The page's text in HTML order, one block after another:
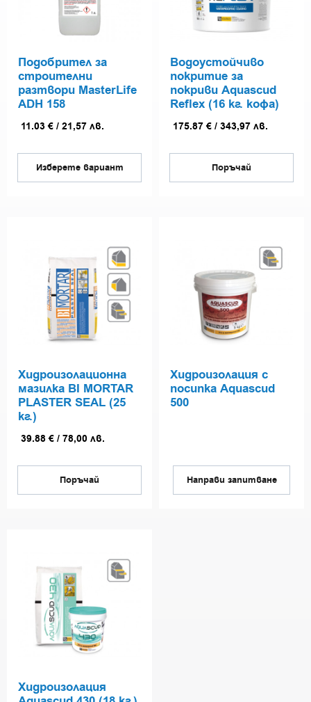
Подобрител за
строителни
разтвори MasterLife
ADH 158
11.03 € / 21,57 лв.
Изберете вариант
Водоустойчиво
покритие за
покриви Aquascud
Reflex (16 кг. кофа)
175.87 € / 343,97 лв.
Поръчай
Хидроизолационна
мазилка BI MORTAR
PLASTER SEAL (25
кг.)
39.88 € / 78,00 лв.
Поръчай
Хидроизолация с
посипка Aquascud
500
Направи запитване
Хидроизолация